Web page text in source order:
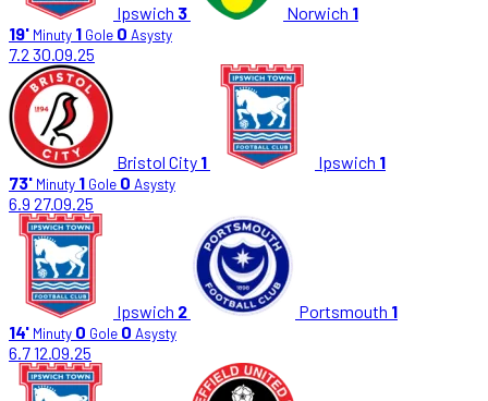
Ipswich 3 Norwich 1
19' Minuty 1 Gole 0 Asysty
7.2 30.09.25
Bristol City 1 Ipswich 1
73' Minuty 1 Gole 0 Asysty
6.9 27.09.25
Ipswich 2 Portsmouth 1
14' Minuty 0 Gole 0 Asysty
6.712.09.25